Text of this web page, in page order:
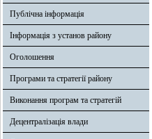
Публічна інформація
Інформація з установ району
Оголошення
Програми та стратегії району
Виконання програм та стратегій
Децентралізація влади